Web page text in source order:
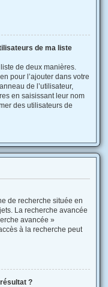
de ma liste
de deux manières.
pour l’ajouter dans votre
de l’utilisateur,
en saisissant leur nom
des utilisateurs de
de recherche située en
La recherche avancée
avancée »
à la recherche peut
?